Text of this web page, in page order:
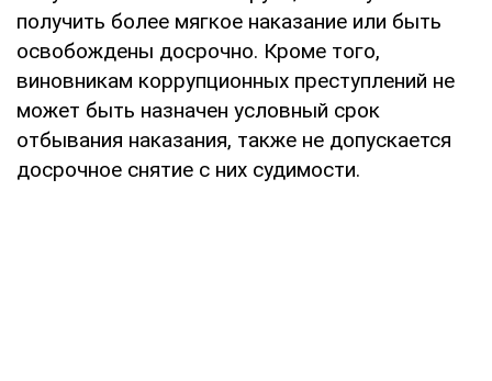
получить более мягкое наказание или быть
освобождены досрочно. Кроме того,
виновникам коррупционных преступлений не
может быть назначен условный срок
отбывания наказания, также не допускается
досрочное снятие с них судимости.